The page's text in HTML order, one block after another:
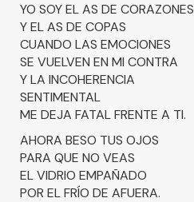
YO SOY EL AS DE CORAZONES
Y EL AS DE COPAS
CUANDO LAS EMOCIONES
SE VUELVEN EN MI CONTRA
Y LA INCOHERENCIA
SENTIMENTAL
ME DEJA FATAL FRENTE A TI.
AHORA BESO TUS OJOS
PARA QUE NO VEAS
EL VIDRIO EMPAÑADO
POR EL FRÍO DE AFUERA.